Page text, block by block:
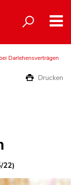
Darlehensverträgen
Drucken
22)